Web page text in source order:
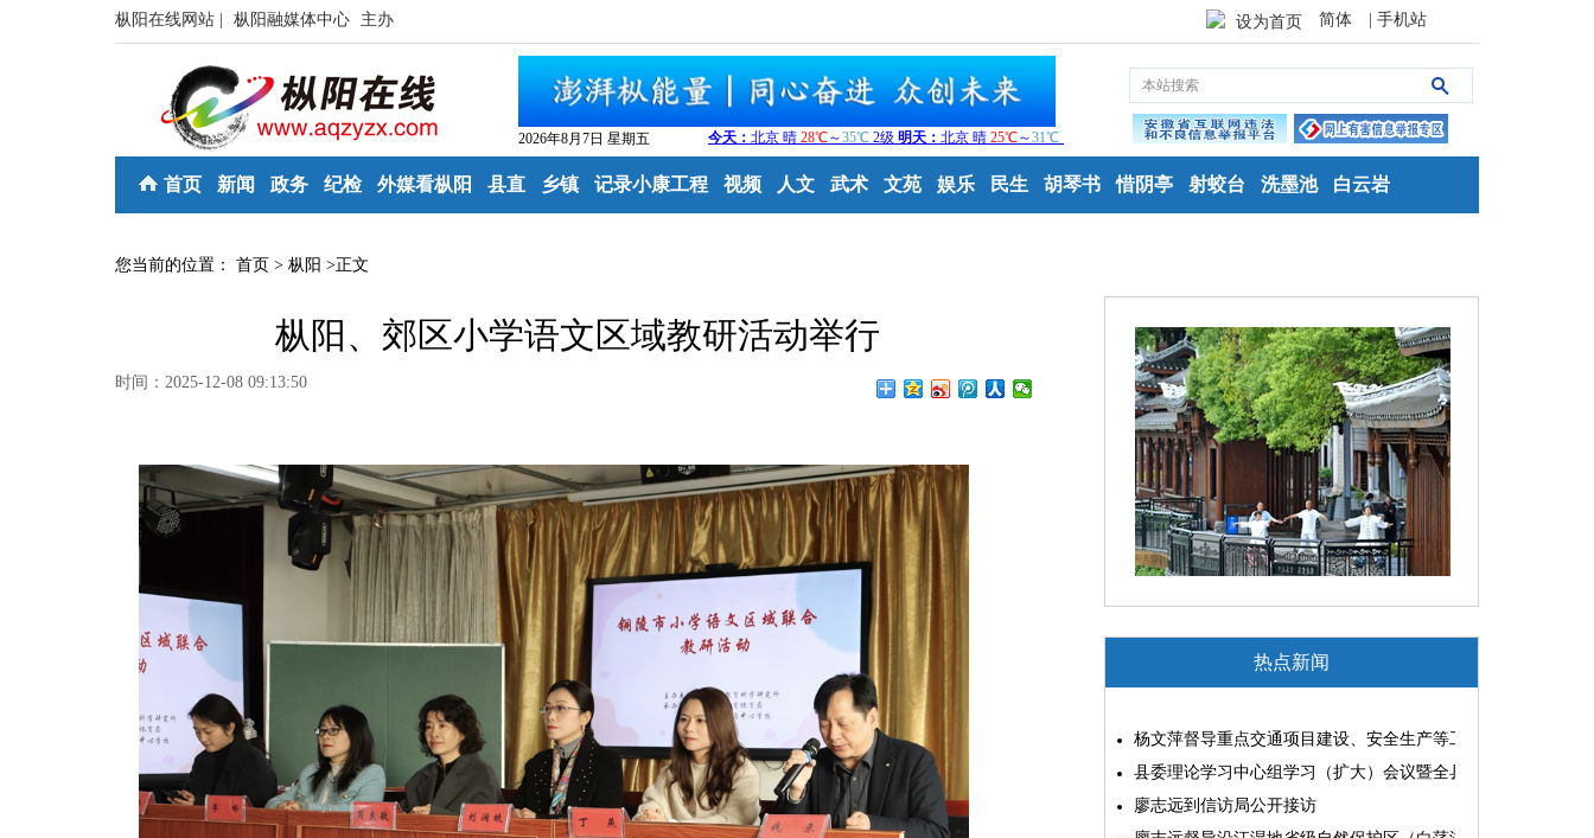
枞阳在线网站 | 枞阳融媒体中心 主办 设为首页 简体 | 手机站
2026年8月7日 星期五
首页 新闻 政务 纪检 外媒看枞阳 县直 乡镇 记录小康工程 视频 人文 武术 文苑 娱乐 民生 胡琴书 惜阴亭 射蛟台 洗墨池 白云岩
您当前的位置： 首页 > 枞阳 >正文
枞阳、郊区小学语文区域教研活动举行
时间：2025-12-08 09:13:50
热点新闻
杨文萍督导重点交通项目建设、安全生产等工作
县委理论学习中心组学习（扩大）会议暨全县“两为”能力素质
廖志远到信访局公开接访